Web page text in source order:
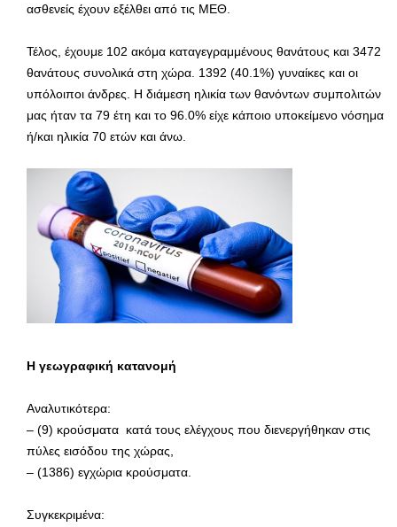
ασθενείς έχουν εξέλθει από τις ΜΕΘ.
Τέλος, έχουμε 102 ακόμα καταγεγραμμένους θανάτους και 3472
θανάτους συνολικά στη χώρα. 1392 (40.1%) γυναίκες και οι
υπόλοιποι άνδρες. Η διάμεση ηλικία των θανόντων συμπολιτών
μας ήταν τα 79 έτη και το 96.0% είχε κάποιο υποκείμενο νόσημα
ή/και ηλικία 70 ετών και άνω.
Η γεωγραφική κατανομή
Αναλυτικότερα:
– (9) κρούσματα κατά τους ελέγχους που διενεργήθηκαν στις
πύλες εισόδου της χώρας,
– (1386) εγχώρια κρούσματα.
Συγκεκριμένα: